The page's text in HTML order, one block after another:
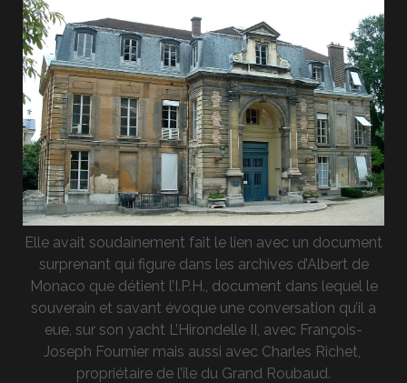
Elle avait soudainement fait le lien avec un document
surprenant qui figure dans les archives d’Albert de
Monaco que détient l’I.P.H., document dans lequel le
souverain et savant évoque une conversation qu’il a
eue, sur son yacht L’Hirondelle II, avec François-
Joseph Fournier mais aussi avec Charles Richet,
propriétaire de l’île du Grand Roubaud.